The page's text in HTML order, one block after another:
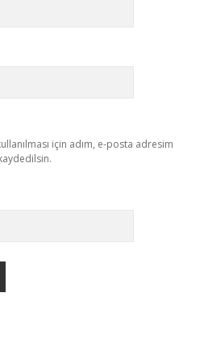
için adım, e-posta adresim